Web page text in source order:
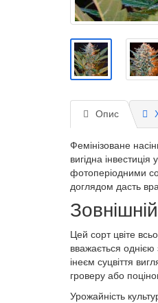
Опис
Фемінізоване
вигідна
фотоперіодними
доглядом дасть
Цей сорт цвіте
вважається
інеєм суцвіття
гроверу або
Урожайність